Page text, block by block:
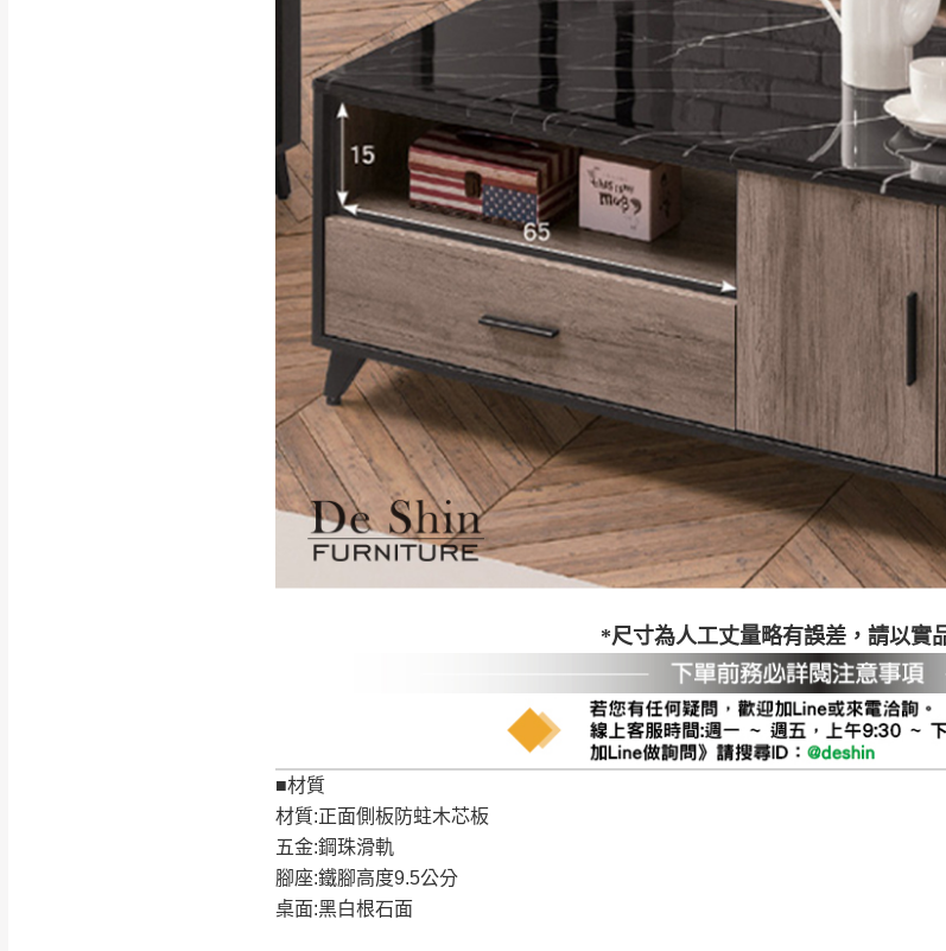
*尺寸為人工丈量略有誤差，請以實
■材質
材質:正面側板防蛀木芯板
五金:鋼珠滑軌
腳座:鐵腳高度9.5公分
桌面:黑白根石面
＊A108產品另收運費
新北
基隆
$ 9,000以上：免運費
$ 9,000以下：NT$500元
＊A108產品另收運費
$ 9,000以上：免運費
$ 9,000以下：NT$500元
＊A108產品另收運費
配送天數：5~14天
到貨時間：指定送貨日當天以電話聯絡
｜周（一）配送部門固定公休無送貨
台北市、新北市地區固定每周(三)、(日)兩
彰化、南投、雲林、嘉義、台南、高雄、屏東、宜蘭、 花
@dershin）
其它注意事項
保護物流人員的工作安全，賣家無提供吊掛服務，若需以吊車或
行支付。
因大型傢俱有組裝、配送的問題，並非一般快速到貨商品，無法
會再與您通知，讓你不用整天在家等貨，以節省您的寶貴時間。
由於百貨公司配送較為不易，故暫無法配送至百貨公司內部。
發票寄送：
若您選擇三聯式或索取兩聯式發票，發票將於商品完成出貨15個工作天
送達，如遇國定假日將順延寄送。
退換貨說明：
若收到不良品，請於到貨日起七日內通知本公司客服人員，我們將
所有退回及換貨之商品必須是全新狀態且完整包裝，床墊、床包、
品、附件、包裝、廠商紙及所有附隨文件或資料之完整性)，若未
由於透過電腦螢幕選購商品，可能會因個人電腦螢幕的設定色差
質感稍有不同，如因此而需退換貨，需自付來回運費及人資成本
是否合適)。
訂購前請確認商品尺寸，大型物件因為人工丈量，難免會有些許
為主。
非因本公司問題而需退換貨，請於收到貨7日內通知客服人員
狀態與完整包裝。鑑賞期間若發生非本司因素致使之汙損破壞，恕
台北市、新北市地區固定每周(三)、(日)兩天收送貨，敬請見諒！
本公司部份商品無維修服務，超過7日鑑賞期，商品使用年限，因
為因素導致商品損壞、零件短缺，則維修、搬運費用，需由消費
到貨7日內為鑑賞期(注意:鑑賞期非試用期)，若非商品品質瑕疵問
退貨運費。
如欲放置營業場所及公開場合之商品則無享有商品一年保固之服務
▪️訂單成立